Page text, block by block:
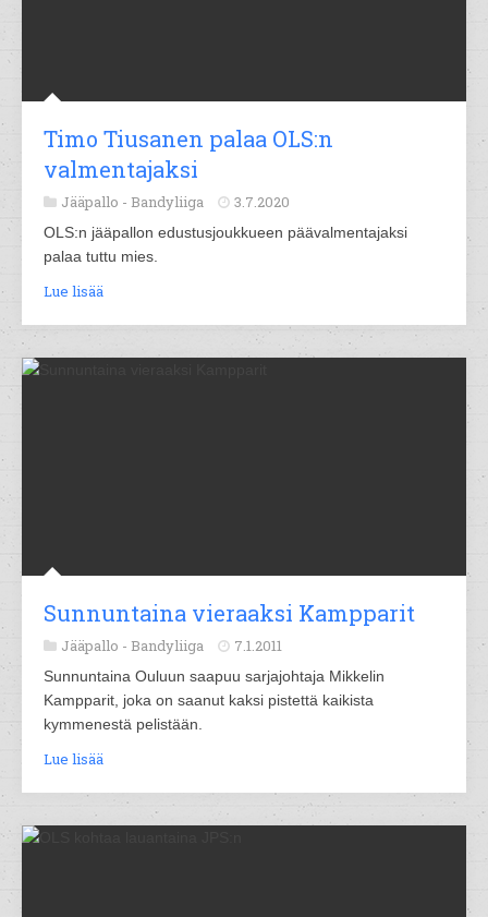
Timo Tiusanen palaa OLS:n
valmentajaksi
Jääpallo - Bandyliiga 3.7.2020
OLS:n jääpallon edustusjoukkueen päävalmentajaksi
palaa tuttu mies.
Lue lisää
Sunnuntaina vieraaksi Kampparit
Jääpallo - Bandyliiga 7.1.2011
Sunnuntaina Ouluun saapuu sarjajohtaja Mikkelin
Kampparit, joka on saanut kaksi pistettä kaikista
kymmenestä pelistään.
Lue lisää